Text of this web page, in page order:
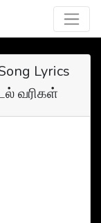
Lyrics
வரிகள்